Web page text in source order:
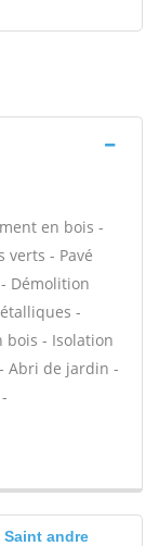
en bois -
verts - Pavé
Démolition
-
bois - Isolation
Abri de jardin -
andre